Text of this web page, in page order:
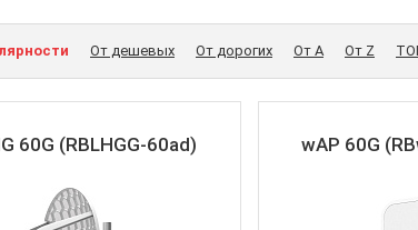
От дешевых От дорогих От A От Z
60G (RBLHGG-60ad) wAP 60G